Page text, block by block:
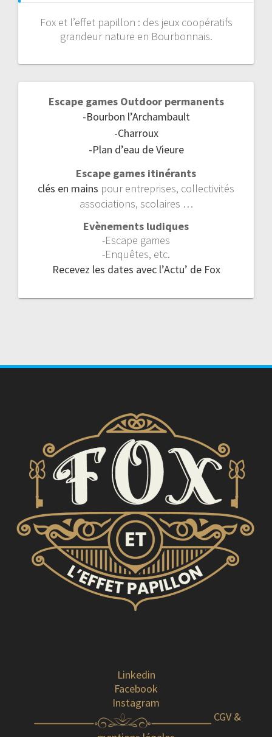
Fox et l’effet papillon : des jeux coopératifs
grandeur nature en Bourbonnais.
Escape games Outdoor permanents
-Bourbon l’Archambault
-Charroux
-Plan d’eau de Vieure
Escape games itinérants
clés en mains pour entreprises, collectivités
associations, scolaires …
Evènements ludiques
-Escape games
-Enquêtes, etc.
Recevez les dates avec l’Actu’ de Fox
Linkedin
Facebook
Instagram
CGV &